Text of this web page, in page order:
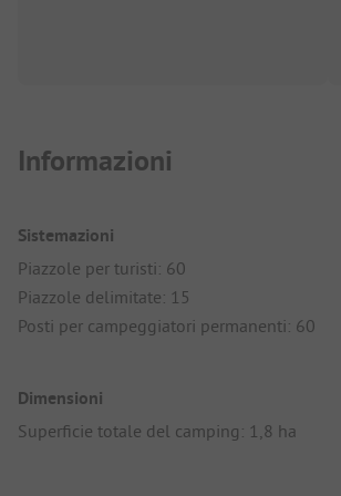
Informazioni
Sistemazioni
Piazzole per turisti: 60
Piazzole delimitate: 15
Posti per campeggiatori permanenti: 60
Dimensioni
Superficie totale del camping: 1,8 ha